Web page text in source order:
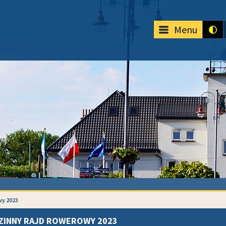
Menu
2023
RAJD ROWEROWY 2023